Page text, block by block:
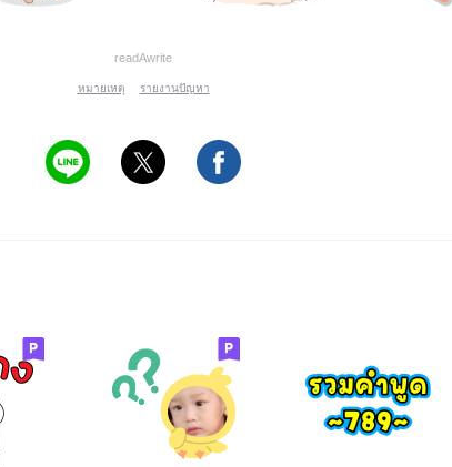
readAwrite
หมายเหตุ รายงานปัญหา